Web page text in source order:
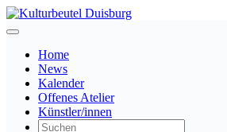
Home
News
Kalender
Offenes Atelier
Künstler/innen